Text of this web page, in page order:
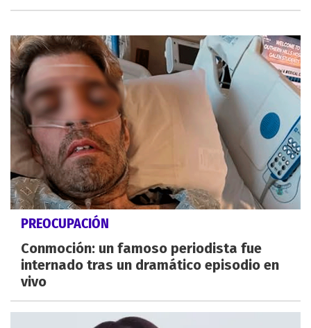
PREOCUPACIÓN
Conmoción: un famoso periodista fue
internado tras un dramático episodio en
vivo